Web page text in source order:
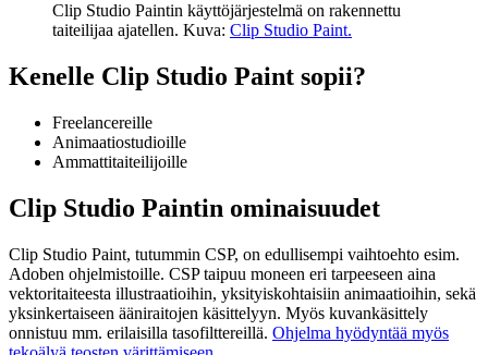
Clip Studio Paintin käyttöjärjestelmä on rakennettu
taiteilijaa ajatellen. Kuva: Clip Studio Paint.
Kenelle Clip Studio Paint sopii?
Freelancereille
Animaatiostudioille
Ammattitaiteilijoille
Clip Studio Paintin ominaisuudet
Clip Studio Paint, tutummin CSP, on edullisempi vaihtoehto esim.
Adoben ohjelmistoille. CSP taipuu moneen eri tarpeeseen aina
vektoritaiteesta illustraatioihin, yksityiskohtaisiin animaatioihin, sekä
yksinkertaiseen ääniraitojen käsittelyyn. Myös kuvankäsittely
onnistuu mm. erilaisilla tasofilttereillä. Ohjelma hyödyntää myös